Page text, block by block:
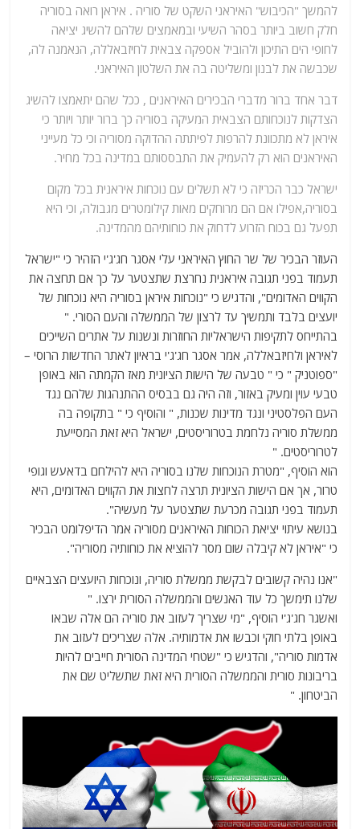
להמשך "הכיבוש" האיראני השקט של סוריה . איראן רואה בסוריה
חלק חשוב ביותר בסהר השיעי ובמאמצים שלהם להשיג יציאה
לחופי הים התיכון ולהוביל אספקה צבאית לחיזבאללה, הנאמנה לה,
שכבשה את לבנון ומשליטה בה את השלטון האיראני.
דבר אחד ברור מדברי הבכירים האיראנים , ככל שהם יתאמצו להשיג
הצדקות לנוכחותם הצבאית המעיקה בסוריה כך ברור יותר ויותר כי
איראן לא מתכוונת להרפות לפיתתה ההדוקה מסוריה וכי כל מעייני
האיראנים הוא רק להעמיק את התבססותם במדינה בכל מחיר.
ישראל כבר הכריזה כי לא תשלים עם נוכחות איראנית בכל מקום
בסוריה,אפילו אם הם מרוחקים מאות קילומטרים מגבולה, וכי היא
תפעל גם בכוח הזרוע לדחוק את כוחותיהם מהמדינה.
העוזר הבכיר של שר החוץ האיראני עלי אסגר חג'ג'י הזהיר כי "ישראל
תעמוד בפני תגובה איראנית נחרצת שתצטער על כך אם תחצה את
הקווים האדומים", והדגיש כי "נוכחות איראן בסוריה היא נוכחות של
יועצים בלבד ותמשיך עד לרצון של הממשלה והעם הסורי. "
בהתייחס לתקיפות הישראליות החוזרות ונשנות על אתרים השייכים
לאיראן ולחיזבאללה, אמר אסגר חג'ג'י בראיון לאתר החדשות הרוסי –
"ספוטניק " כי " טבעה של הישות הציונית מאז הקמתה הוא באופן
טבעי עוין ומעיק באזור, וזה היה גם בבסיס ההתנהגות שלהם נגד
העם הפלסטיני ונגד מדינות שכנות, " והוסיף כי " בתקופה בה
ממשלת סוריה נלחמת בטרוריסטים, ישראל היא זאת המסייעת
לטרוריסטים. "
הוא הוסיף, "מטרת הנוכחות שלנו בסוריה היא להילחם בדאעש וגופי
טרור, אך אם הישות הציונית תרצה לחצות את הקווים האדומים, היא
תעמוד בפני תגובה מכרעת שתצטער על מעשיה".
בנושא עיתוי יציאת הכוחות האיראנים מסוריה אמר הדיפלומט הבכיר
כי "איראן לא קיבלה שום מסר להוציא את כוחותיה מסוריה".
"אנו נהיה קשובים לבקשת ממשלת סוריה, ונוכחות היועצים הצבאיים
שלנו תימשך כל עוד האנשים והממשלה הסורית ירצו. "
ואשגר חג'ג'י הוסיף, "מי שצריך לעזוב את סוריה הם אלה שבאו
באופן בלתי חוקי וכבשו את אדמותיה. אלה שצריכים לעזוב את
אדמות סוריה", והדגיש כי "שטחי המדינה הסורית חייבים להיות
בריבונות סורית והממשלה הסורית היא זאת שתשליט שם את
הביטחון. "